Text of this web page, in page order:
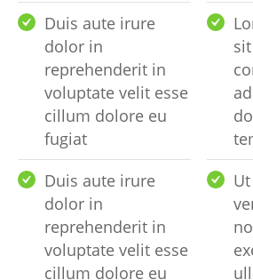
Duis aute irure
dolor in
reprehenderit in
voluptate velit esse
cillum dolore eu
fugiat
Duis aute irure
dolor in
reprehenderit in
voluptate velit esse
cillum dolore eu